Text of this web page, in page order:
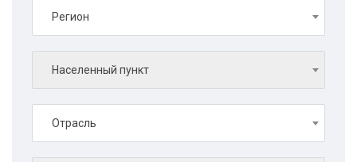
Регион
Населенный пункт
Отрасль